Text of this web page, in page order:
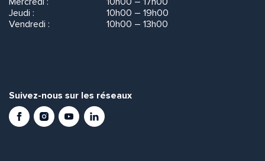
Jeudi :
10h00 – 19h00
Vendredi :
10h00 – 13h00
Suivez-nous sur les réseaux
FacebookInstagramYoutubeLinkedIn